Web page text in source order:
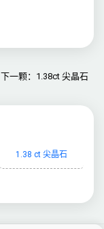
下一颗：1.38ct 尖晶石
1.38 ct 尖晶石